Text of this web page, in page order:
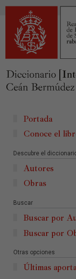
Portada
Conoce el
Descubre el
Autores
Obras
Buscar
Buscar por
Buscar por
Otras opciones
Últimas